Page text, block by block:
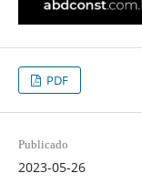
PDF
Publicado
2023-05-26